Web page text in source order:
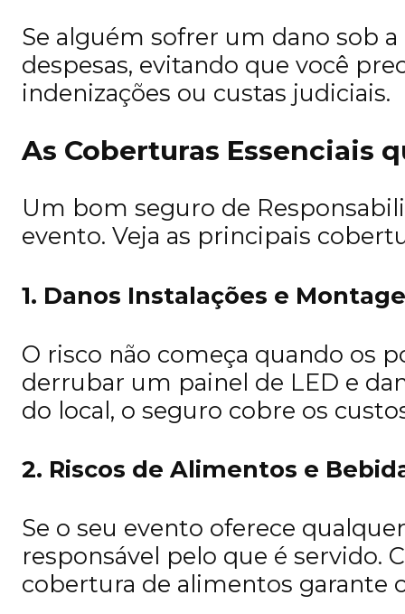
Se alguém sofrer um dano sob
despesas, evitando que você
indenizações ou custas judiciais.
As Coberturas Essenciais
Um bom seguro de
evento. Veja as principais
1. Danos Instalações e
O risco não começa quando os
derrubar um painel de LED e
do local, o seguro cobre os
2. Riscos de Alimentos e
Se o seu evento oferece
responsável pelo que é servido.
cobertura de alimentos garante